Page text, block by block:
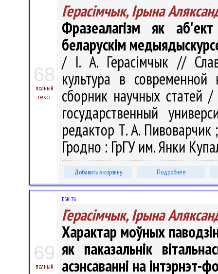
68
полный
текст
Герасімчык, Ірына
Фразеалагізм як
беларускім
/ І. А. Герасімчык //
культура в
сборник научных статей
государственный
редактор Т. А.
Гродно : ГрГУ им. Янки
Добавить в корзину Подробнее
69
полный
ББК 76
Герасімчык, Ірына
Характар моўных
як паказальнік
асэнсаванні на інтэрнэт-